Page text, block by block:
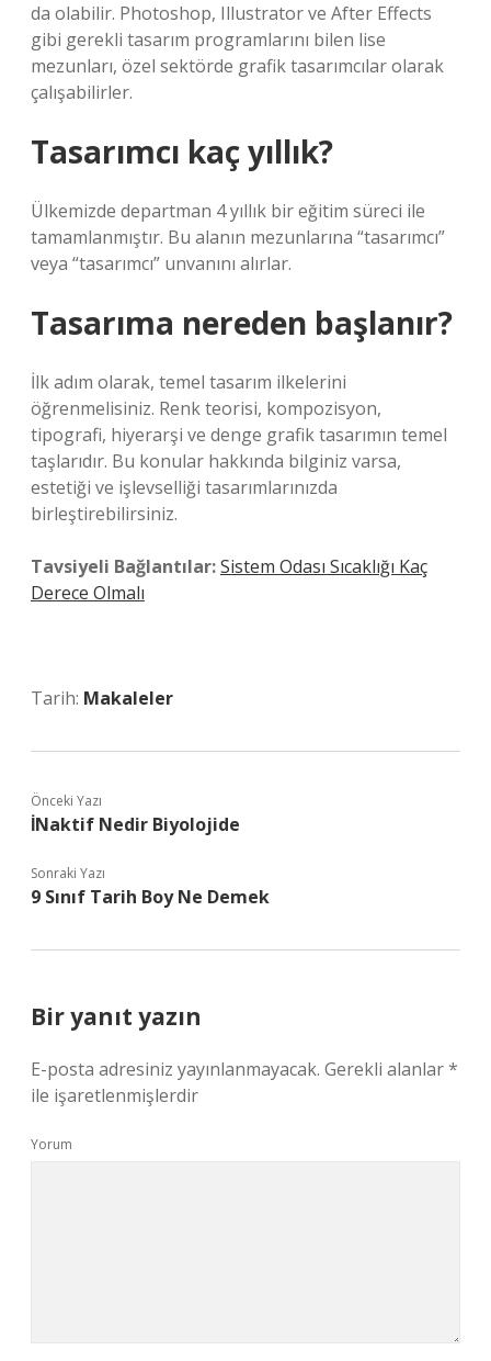
da olabilir. Photoshop, Illustrator ve After Effects
gibi gerekli tasarım programlarını bilen lise
mezunları, özel sektörde grafik tasarımcılar olarak
çalışabilirler.
Tasarımcı kaç yıllık?
Ülkemizde departman 4 yıllık bir eğitim süreci ile
tamamlanmıştır. Bu alanın mezunlarına “tasarımcı”
veya “tasarımcı” unvanını alırlar.
Tasarıma nereden başlanır?
İlk adım olarak, temel tasarım ilkelerini
öğrenmelisiniz. Renk teorisi, kompozisyon,
tipografi, hiyerarşi ve denge grafik tasarımın temel
taşlarıdır. Bu konular hakkında bilginiz varsa,
estetiği ve işlevselliği tasarımlarınızda
birleştirebilirsiniz.
Tavsiyeli Bağlantılar:Sistem Odası Sıcaklığı Kaç
Derece Olmalı
Tarih: Makaleler
Önceki Yazı
İNaktif Nedir Biyolojide
Sonraki Yazı
9 Sınıf Tarih Boy Ne Demek
Bir yanıt yazın
E-posta adresiniz yayınlanmayacak. Gerekli alanlar*
ile işaretlenmişlerdir
Yorum